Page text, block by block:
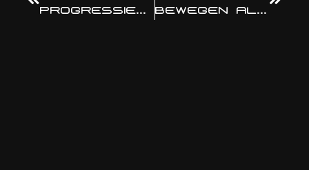
PROGRESSIE IN DE SPORTSCHOOL BEWEGEN ALS INVESTERING IN JEZELF